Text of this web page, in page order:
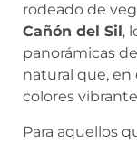
rodeado de
Cañón del Sil ,
panorámicas
natural que, en
colores
Para aquellos